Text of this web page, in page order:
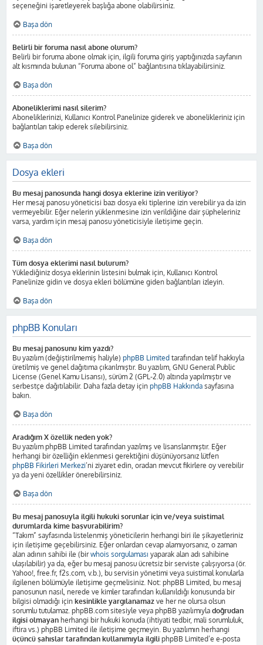
seçeneğini işaretleyerek başlığa abone olabilirsiniz.
Başa dön
Belirli bir foruma nasıl abone olurum?
Belirli bir foruma abone olmak için, ilgili foruma giriş yaptığınızda sayfanın
alt kısmında bulunan “Foruma abone ol” bağlantısına tıklayabilirsiniz.
Başa dön
Aboneliklerimi nasıl silerim?
Aboneliklerinizi, Kullanıcı Kontrol Panelinize giderek ve abonelikleriniz için
bağlantıları takip ederek silebilirsiniz.
Başa dön
Dosya ekleri
Bu mesaj panosunda hangi dosya eklerine izin veriliyor?
Her mesaj panosu yöneticisi bazı dosya eki tiplerine izin verebilir ya da izin
vermeyebilir. Eğer nelerin yüklenmesine izin verildiğine dair şüpheleriniz
varsa, yardım için mesaj panosu yöneticisiyle iletişime geçin.
Başa dön
Tüm dosya eklerimi nasıl bulurum?
Yüklediğiniz dosya eklerinin listesini bulmak için, Kullanıcı Kontrol
Panelinize gidin ve dosya ekleri bölümüne giden bağlantıları izleyin.
Başa dön
phpBB Konuları
Bu mesaj panosunu kim yazdı?
Bu yazılım (değiştirilmemiş haliyle) phpBB Limited tarafından telif hakkıyla
üretilmiş ve genel dağıtıma çıkarılmıştır. Bu yazılım, GNU General Public
License (Genel Kamu Lisansı), sürüm 2 (GPL-2.0) altında yapılmıştır ve
serbestçe dağıtılabilir. Daha fazla detay için phpBB Hakkında sayfasına
bakın.
Başa dön
Aradığım X özellik neden yok?
Bu yazılım phpBB Limited tarafından yazılmış ve lisanslanmıştır. Eğer
herhangi bir özelliğin eklenmesi gerektiğini düşünüyorsanız lütfen
phpBB Fikirleri Merkezi’ni ziyaret edin, oradan mevcut fikirlere oy verebilir
ya da yeni özellikler önerebilirsiniz.
Başa dön
Bu mesaj panosuyla ilgili hukuki sorunlar için ve/veya suistimal
durumlarda kime başvurabilirim?
“Takım” sayfasında listelenmiş yöneticilerin herhangi biri ile şikayetleriniz
için iletişime geçebilirsiniz. Eğer onlardan cevap alamıyorsanız, o zaman
alan adının sahibi ile (birwhois sorgulaması yaparak alan adı sahibine
ulaşılabilir) ya da, eğer bu mesaj panosu ücretsiz bir serviste çalışıyorsa (ör.
Yahoo!, free.fr, f2s.com, v.b.), bu servisin yönetimi veya suistimal konularla
ilgilenen bölümüyle iletişime geçmelisiniz. Not: phpBB Limited, bu mesaj
panosunun nasıl, nerede ve kimler tarafından kullanıldığı konusunda bir
bilgisi olmadığı için kesinlikle yargılanamaz ve her ne olursa olsun
sorumlu tutulamaz. phpBB.com sitesiyle veya phpBB yazılımıyla doğrudan
ilgisi olmayan herhangi bir hukuki konuda (ihtiyati tedbir, mali sorumluluk,
iftira vs.) phpBB Limited ile iletişime geçmeyin. Bu yazılımın herhangi
üçüncü şahıslar tarafından kullanımıyla ilgili phpBB Limited’e e-posta